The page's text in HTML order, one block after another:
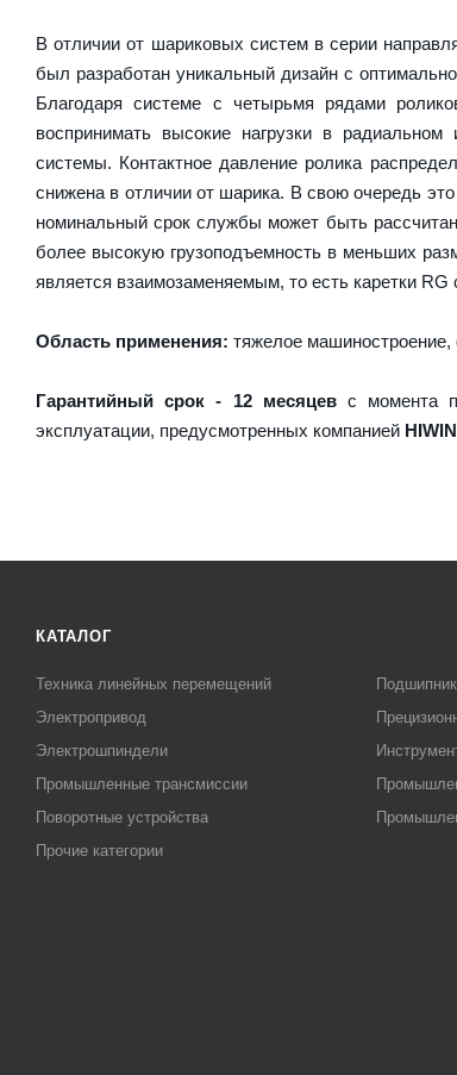
В отличии от шариковых систем в серии
был разработан уникальный дизайн с
Благодаря системе с четырьмя рядами
воспринимать высокие нагрузки в
системы. Контактное давление ролика
снижена в отличии от шарика. В свою очередь
номинальный срок службы может быть
более высокую грузоподъемность в меньших
является взаимозаменяемым, то есть каретки
Область применения: тяжелое
Гарантийный срок - 12 месяцевс момента
эксплуатации, предусмотренных компанией HIWIN
КАТАЛОГ
Техника линейных перемещений
Электропривод
Электрошпиндели
Промышленные трансмиссии
Поворотные устройства
Прочие категории